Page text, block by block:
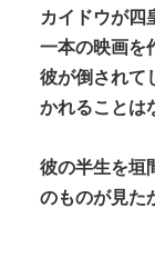
カイドウが四
一本の映画を
彼が倒されて
かれることは
彼の半生を垣
のものが見た